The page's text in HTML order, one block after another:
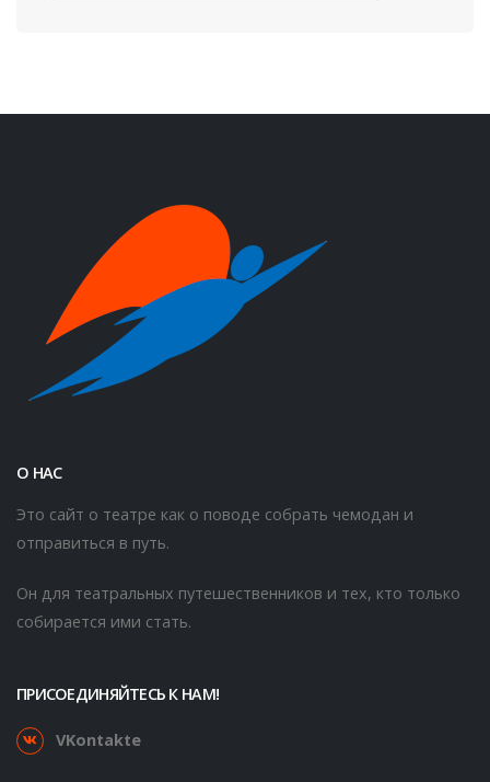
О НАС
Это сайт о театре как о поводе собрать чемодан и
отправиться в путь.
Он для театральных путешественников и тех, кто только
собирается ими стать.
ПРИСОЕДИНЯЙТЕСЬ К НАМ!
VKontakte